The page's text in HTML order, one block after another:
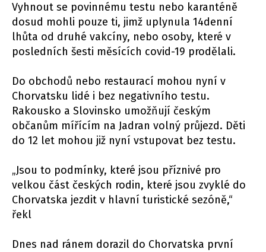
Vyhnout se povinnému testu nebo karanténě
dosud mohli pouze ti, jimž uplynula 14denní
lhůta od druhé vakcíny, nebo osoby, které v
posledních šesti měsících covid-19 prodělali.
Do obchodů nebo restaurací mohou nyní v
Chorvatsku lidé i bez negativního testu.
Rakousko a Slovinsko umožňují českým
občanům mířícím na Jadran volný průjezd. Děti
do 12 let mohou již nyní vstupovat bez testu.
„Jsou to podmínky, které jsou příznivé pro
velkou část českých rodin, které jsou zvyklé do
Chorvatska jezdit v hlavní turistické sezóně,“
řekl
Dnes nad ránem dorazil do Chorvatska první